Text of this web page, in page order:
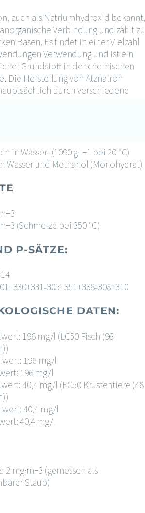
auch als Natriumhydroxid bekannt,
Verbindung und zählt zu
Basen. Es findet in einer Vielzahl
Verwendung und ist ein
Grundstoff in der chemischen
Die Herstellung von Ätznatron
durch verschiedene
in Wasser: (1090 g·l−1 bei 20 °C)
Wasser und Methanol (Monohydrat)
(Schmelze bei 350 °C)
P-SÄTZE:
DATEN:
196 mg/l (LC50 Fisch (96
196 mg/l
196 mg/l
40,4 mg/l (EC50 Krustentiere (48
40,4 mg/l
40,4 mg/l
2 mg·m−3 (gemessen als
Staub)